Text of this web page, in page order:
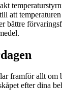
att
bättre
framför allt om
efter dina